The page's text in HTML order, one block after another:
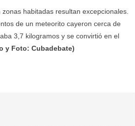
habitadas resultan excepcionales.
de un meteorito cayeron cerca de
3,7 kilogramos y se convirtió en el
y Foto: Cubadebate)